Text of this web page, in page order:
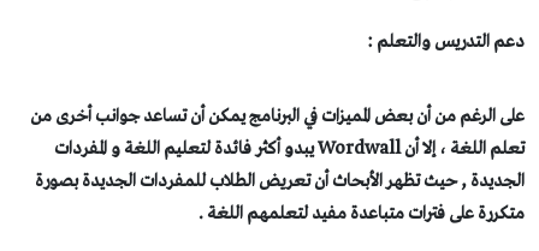
التدريس والتعلم :
الرغم من أن بعض المميزات في البرنامج يمكن أن تساعد جوانب أخرى من
تعلم اللغة ، إلا أن Wordwall يبدو أكثر فائدة لتعليم اللغة و المفردات
, حيث تظهر الأبحاث أن تعريض الطلاب للمفردات الجديدة بصورة
على فترات متباعدة مفيد لتعلمهم اللغة .